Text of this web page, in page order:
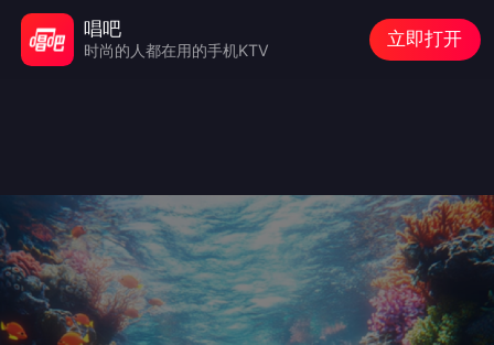
唱吧
时尚的人都在用的手机KTV
立即打开